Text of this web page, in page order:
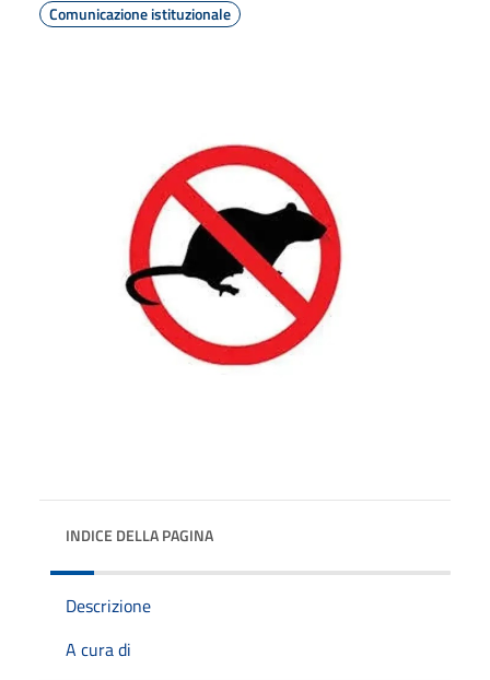
Comunicazione istituzionale
INDICE DELLA PAGINA
Descrizione
A cura di